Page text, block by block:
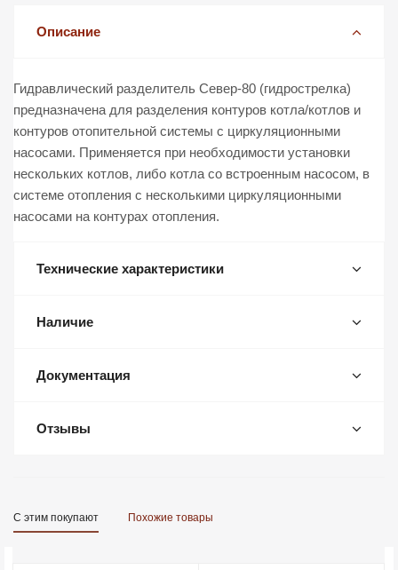
Описание
Гидравлический разделитель Север-80 (гидрострелка)
предназначена для разделения контуров котла/котлов и
контуров отопительной системы с циркуляционными
насосами. Применяется при необходимости установки
нескольких котлов, либо котла со встроенным насосом, в
системе отопления с несколькими циркуляционными
насосами на контурах отопления.
Технические характеристики
Наличие
Документация
Отзывы
С этим покупают Похожие товары